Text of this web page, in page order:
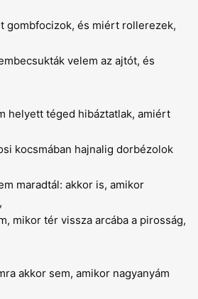
gombfocizok, és miért rollerezek,
velem az ajtót, és
helyett téged hibáztatlak, amiért
kocsmában hajnalig dorbézolok
maradtál: akkor is, amikor
mikor tér vissza arcába a pirosság,
akkor sem, amikor nagyanyám